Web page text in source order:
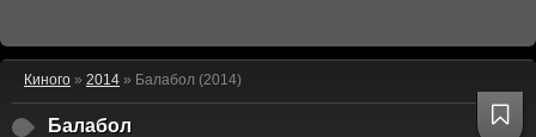
Киного » 2014 » Балабол (2014)
Балабол